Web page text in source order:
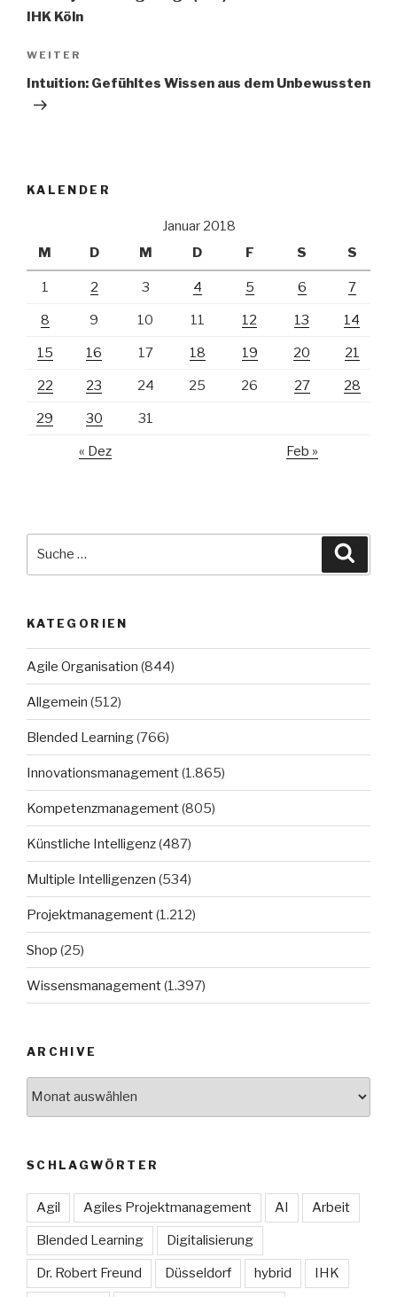
IHK Köln
Nächster
Beitrag
WEITER
Intuition: Gefühltes Wissen aus dem Unbewussten
KALENDER
Januar 2018
M
D M D F S S
1 2 3 4 5 6 7
8 9 10 11 12 13 14
15 16 17 18 19 20 21
22 23 24 25 26 27 28
29 30 31
« Dez Feb »
KATEGORIEN
Agile Organisation (844)
Allgemein (512)
Blended Learning(766)
Innovationsmanagement(1.865)
Kompetenzmanagement(805)
Künstliche Intelligenz(487)
Multiple Intelligenzen (534)
Projektmanagement(1.212)
Shop (25)
Wissensmanagement(1.397)
ARCHIVE
SCHLAGWÖRTER
Agil Agiles Projektmanagement AI Arbeit
Blended Learning Digitalisierung
Dr. Robert Freund Düsseldorf hybrid IHK